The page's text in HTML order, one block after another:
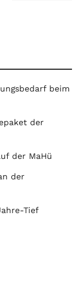
beim
der
der MaHü
der
Tief